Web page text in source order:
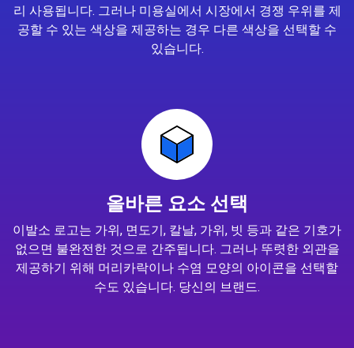
리 사용됩니다. 그러나 미용실에서 시장에서 경쟁 우위를 제
공할 수 있는 색상을 제공하는 경우 다른 색상을 선택할 수
있습니다.
올바른 요소 선택
이발소 로고는 가위, 면도기, 칼날, 가위, 빗 등과 같은 기호가
없으면 불완전한 것으로 간주됩니다. 그러나 뚜렷한 외관을
제공하기 위해 머리카락이나 수염 모양의 아이콘을 선택할
수도 있습니다. 당신의 브랜드.